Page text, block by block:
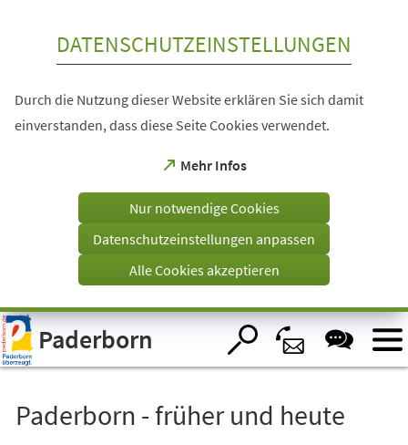
Visuelle
Assistenzsoftware
öffnen.
DATENSCHUTZEINSTELLUNGEN
Durch die Nutzung dieser Website erklären Sie sich damit
einverstanden, dass diese Seite Cookies verwendet.
Mehr Infos
(Öffnet
einem
Tab)
Nur notwendige Cookies
Datenschutzeinstellungen anpassen
Alle Cookies akzeptieren
Paderborn
Paderborn - früher und heute